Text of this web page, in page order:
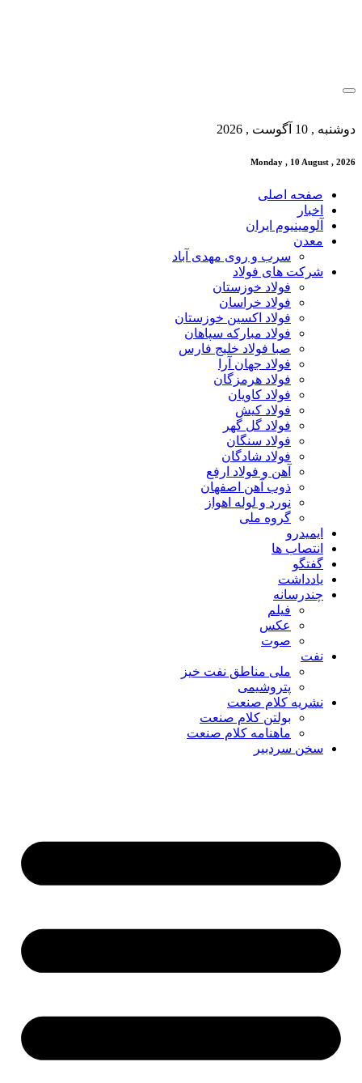
دوشنبه , 10 آگوست , 2026
Monday , 10 August , 2026
صفحه اصلی
اخبار
آلومینیوم ایران
معدن
سرب و روی مهدی آباد
شرکت های فولاد
فولاد خوزستان
فولاد خراسان
فولاد اکسین خوزستان
فولاد مبارکه سپاهان
صبا فولاد خلیج فارس
فولاد جهان آرا
فولاد هرمزگان
فولاد کاویان
فولاد کیش
فولاد گل گهر
فولاد سنگان
فولاد شادگان
آهن و فولاد ارفع
ذوب آهن اصفهان
نورد و لوله اهواز
گروه ملی
ایمیدرو
انتصاب ها
گفتگو
یادداشت
چندرسانه
فیلم
عکس
صوت
نفت
ملی مناطق نفت خیز
پتروشیمی
نشریه کلام صنعت
بولتن کلام صنعت
ماهنامه کلام صنعت
سخن سردبیر